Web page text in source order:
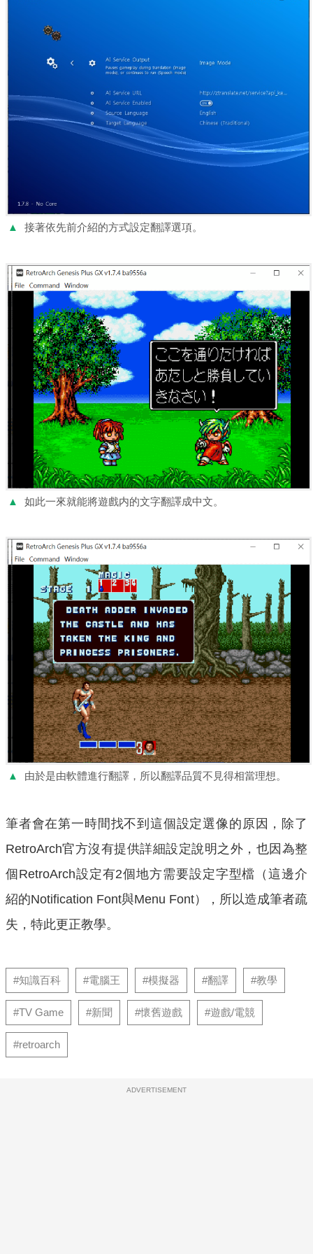
▲ 接著依先前介紹的方式設定翻譯選項。
▲ 如此一來就能將遊戲内的文字翻譯成中文。
▲ 由於是由軟體進行翻譯，所以翻譯品質不見得相當理想。
筆者會在第一時間找不到這個設定選像的原因，除了
RetroArch官方沒有提供詳細設定說明之外，也因為整
個RetroArch設定有2個地方需要設定字型檔（這邊介
紹的Notification Font與Menu Font），所以造成筆者疏
失，特此更正教學。
#知識百科 #電腦王 #模擬器 #翻譯 #教學
#TV Game #新聞 #懷舊遊戲 #遊戲/電競
#retroarch
ADVERTISEMENT